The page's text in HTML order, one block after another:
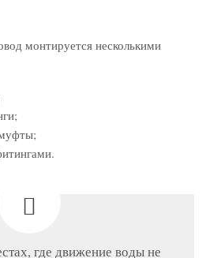
монтируется несколькими
где движение воды не